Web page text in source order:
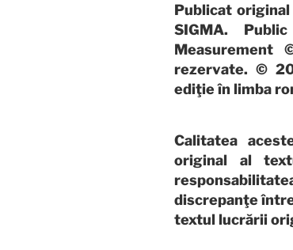
Publicat
SIGMA.
Measurement
rezervate. ©
ediţie în limba
Calitatea
original al
discrepanţe
textul lucrării